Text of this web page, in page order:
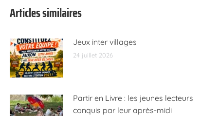
Articles similaires
Jeux inter villages
24 juillet 2026
Partir en Livre : les jeunes lecteurs
conquis par leur après-midi